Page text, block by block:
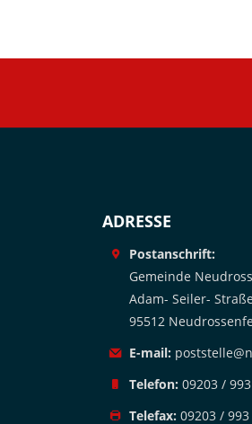
ADRESSE
Postanschrift:
Gemeinde
Adam- Seiler-
95512
E-mail:
Telefon:09203 /
Telefax:09203 / 993